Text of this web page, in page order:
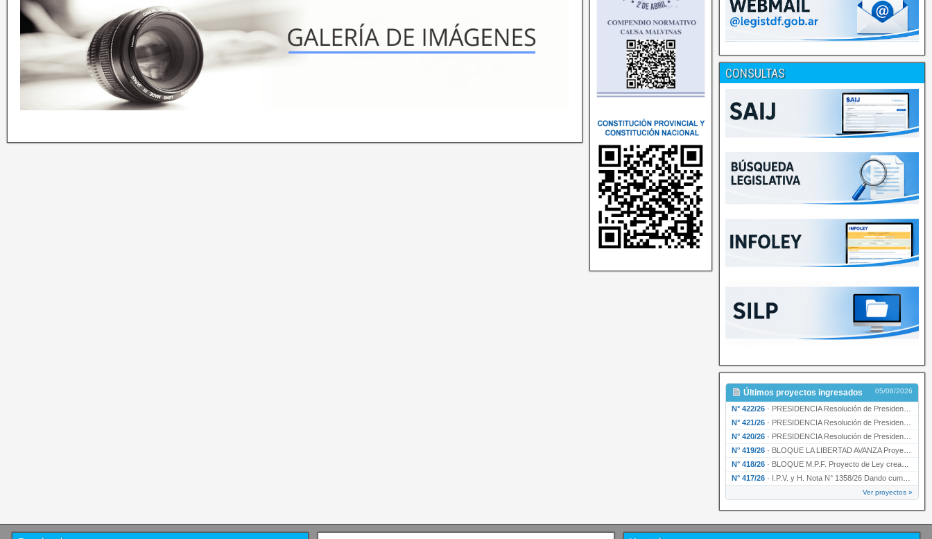
CONSULTAS
Últimos proyectos ingresados 05/08/2026
N° 422/26 · PRESIDENCIA Resolución de Presidencia N° 200/26 para su ratificación.
N° 421/26 · PRESIDENCIA Resolución de Presidencia N° 199/26 para su ratificación.
N° 420/26 · PRESIDENCIA Resolución de Presidencia N° 198/26 para su ratificación.
N° 419/26 · BLOQUE LA LIBERTAD AVANZA Proyecto de Ley declarando la esencialidad del servicio educativ…
N° 418/26 · BLOQUE M.P.F. Proyecto de Ley creando el Ente Único Regulador de servicios públicos de la …
N° 417/26 · I.P.V. y H. Nota N° 1358/26 Dando cumplimiento al artículo 29 de la Ley provincial N° 1399…
Ver proyectos »